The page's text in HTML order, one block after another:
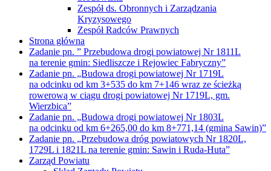
Zespół ds. Obronnych i Zarządzania
Kryzysowego
Zespół Radców Prawnych
Strona główna
Zadanie pn. ” Przebudowa drogi powiatowej Nr 1811L
na terenie gmin: Siedliszcze i Rejowiec Fabryczny”
Zadanie pn. „Budowa drogi powiatowej Nr 1719L
na odcinku od km 3+535 do km 7+146 wraz ze ścieżką
rowerową w ciągu drogi powiatowej Nr 1719L, gm.
Wierzbica”
Zadanie pn. „Budowa drogi powiatowej Nr 1803L
na odcinku od km 6+265,00 do km 8+771,14 (gmina Sawin)”
Zadanie pn. „Przebudowa dróg powiatowych Nr 1820L,
1729L i 1821L na terenie gmin: Sawin i Ruda-Huta”
Zarząd Powiatu